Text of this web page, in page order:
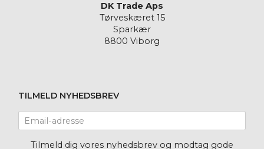
DK Trade Aps
Tørveskæret 15
Sparkær
8800 Viborg
TILMELD NYHEDSBREV
adresse
Tilmeld dig vores nyhedsbrev og modtag gode